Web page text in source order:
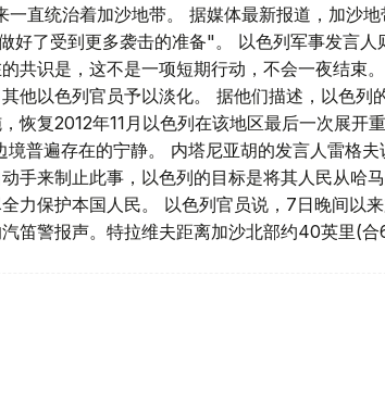
直统治着加沙地带。 据媒体最新报道，加沙
好了受到更多袭击的准备"。 以色列军事发言人
共识是，这不是一项短期行动，不会一夜结束
他以色列官员予以淡化。 据他们描述，以色列
恢复2012年11月以色列在该地区最后一次展开
普遍存在的宁静。 内塔尼亚胡的发言人雷格夫
手来制止此事，以色列的目标是将其人民从哈
力保护本国人民。 以色列官员说，7日晚间以
笛警报声。特拉维夫距离加沙北部约40英里(合